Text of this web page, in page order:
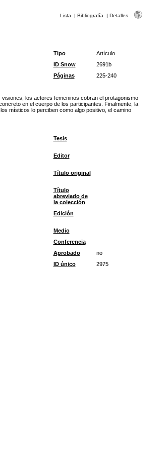
Lista | Bibliografía | Detalles
Tipo
Artículo
ID Snow
2691b
Páginas
225-240
los actores femeninos cobran el protagonismo
en el cuerpo de los participantes. Finalmente, la
místicos lo perciben como algo positivo, el camino
Tesis
Editor
Título original
Título
abreviado de
la colección
Edición
Medio
Conferencia
Aprobado
no
ID único
2975